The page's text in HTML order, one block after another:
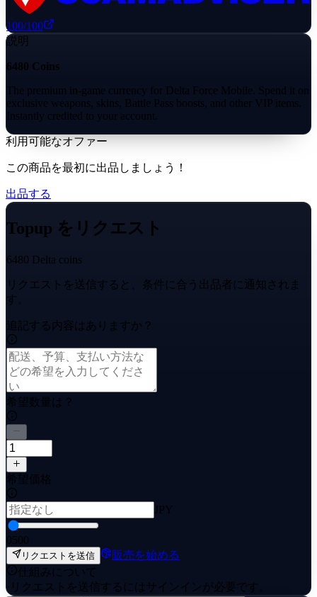
100/100
説明
6480 Coins
The premium in-game currency for Delta Force Mobile. Spend it on
exclusive weapons, skins, Battle Pass boosts, and other VIP items.
Instantly credited to your account.
利用可能なオファー
この商品を最初に出品しましょう！
出品する
Topup をリクエスト
6480 Delta coins
リクエストを送信すると、条件に合う出品者に通知されま
す。
追記する内容はありますか？
希望数量は？
希望価格
JPY
0500
リクエストを送信
販売を始める
仕組みについて
· リクエストを送信するにはサインインが必要です。